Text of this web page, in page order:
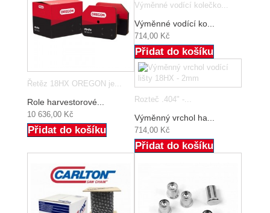
Řetěz 18HX OREGON je...
Role harvestorové...
10 636,00 Kč
Přidat do košíku
Výměnné vodící kolečko...
Výměnné vodící ko...
714,00 Kč
Přidat do košíku
Rozteč .404" -...
Výměnný vrchol ha...
714,00 Kč
Přidat do košíku